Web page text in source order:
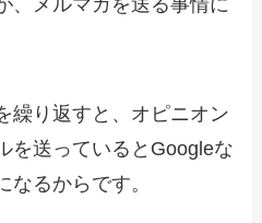
、メルマガを送る事情に
繰り返すと、オピニオン
を送っているとGoogleな
なるからです。